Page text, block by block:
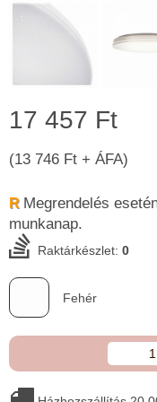
17 457 Ft
(13 746 Ft + ÁFA)
R Megrendelés
munkanap.
Raktárkészlet: 0
Fehér